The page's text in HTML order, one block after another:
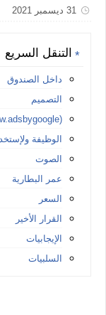
31 ديسمبر 2021
التنقل السريع
داخل الصندوق
التصميم
(adsbygoogle = window.adsbygoogle || []).push({});
الوظيفة
الصوت
عمر البطارية
السعر
القرار الأخير
الإيجابيات
السلبيات